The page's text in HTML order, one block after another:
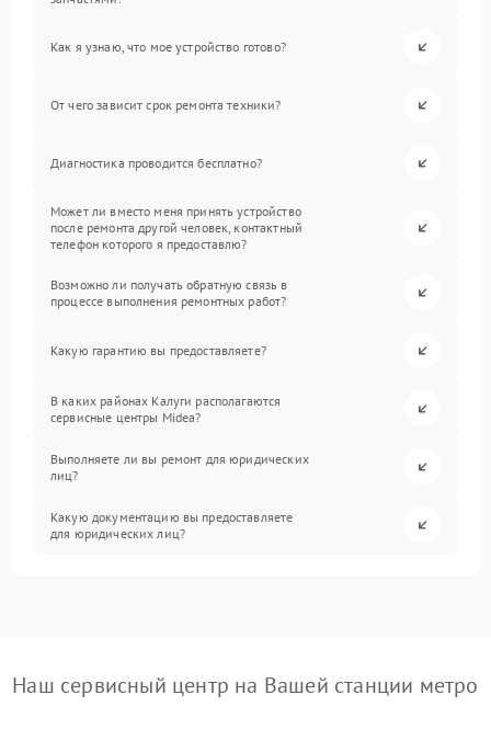
Как я узнаю, что мое устройство готово?
От чего зависит срок ремонта техники?
Диагностика проводится бесплатно?
Может ли вместо меня принять устройство
после ремонта другой человек, контактный
телефон которого я предоставлю?
Возможно ли получать обратную связь в
процессе выполнения ремонтных работ?
Какую гарантию вы предоставляете?
В каких районах Калуги располагаются
сервисные центры Midea?
Выполняете ли вы ремонт для юридических
лиц?
Какую документацию вы предоставляете
для юридических лиц?
Наш сервисный центр на Вашей станции метро